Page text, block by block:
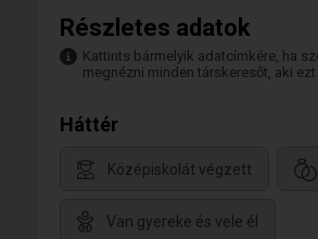
Részletes adatok
Kattints bármelyik adatcímkére, ha
megnézni minden társkeresőt, aki
Háttér
Középiskolát végzett
Van gyereke és vele él